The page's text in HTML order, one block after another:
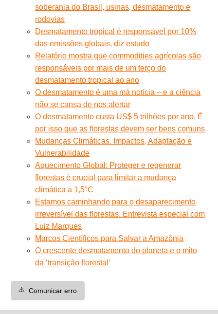
soberania do Brasil, usinas, desmatamento e
rodovias
Desmatamento tropical é responsável por 10%
das emissões globais, diz estudo
Relatório mostra que commodities agrícolas são
responsáveis por mais de um terço do
desmatamento tropical ao ano
O desmatamento é uma má notícia – e a ciência
não se cansa de nos alertar
O desmatamento custa US$ 5 trilhões por ano. É
por isso que as florestas devem ser bens comuns
Mudanças Climáticas. Impactos, Adaptação e
Vulnerabilidade
Aquecimento Global: Proteger e regenerar
florestas é crucial para limitar a mudança
climática a 1,5°C
Estamos caminhando para o desaparecimento
irreversível das florestas. Entrevista especial com
Luiz Marques
Marcos Científicos para Salvar a Amazônia
O crescente desmatamento do planeta e o mito
da ‘transição florestal’
⚠️ Comunicar erro